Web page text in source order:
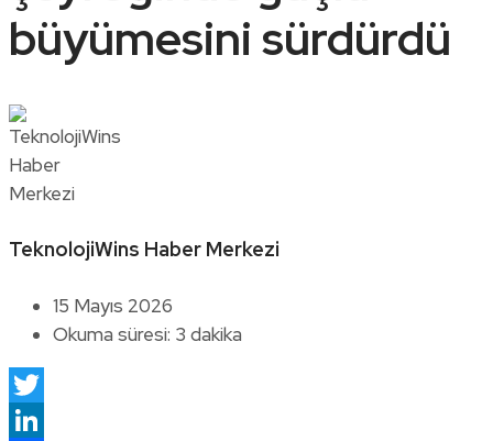
büyümesini sürdürdü
TeknolojiWins Haber Merkezi
15 Mayıs 2026
Okuma süresi: 3 dakika
Twitter